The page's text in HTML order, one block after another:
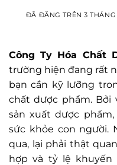
ĐÃ ĐĂNG TRÊN3 THÁNG
Công Ty Hóa Chất
trường hiện đang rất
bạn cần kỹ lưỡng
chất dược phẩm. Bởi
sản xuất dược
sức khỏe con người.
qua, lại phải thật
hợp và tỷ lệ khuyến